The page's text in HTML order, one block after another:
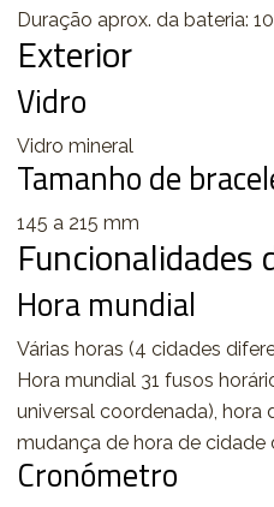
Duração aprox. da bateria:
Exterior
Vidro
Vidro mineral
Tamanho de
145 a 215 mm
Funcionalidades
Hora mundial
Várias horas (4 cidades
Hora mundial 31 fusos
universal coordenada),
mudança de hora de
Cronómetro